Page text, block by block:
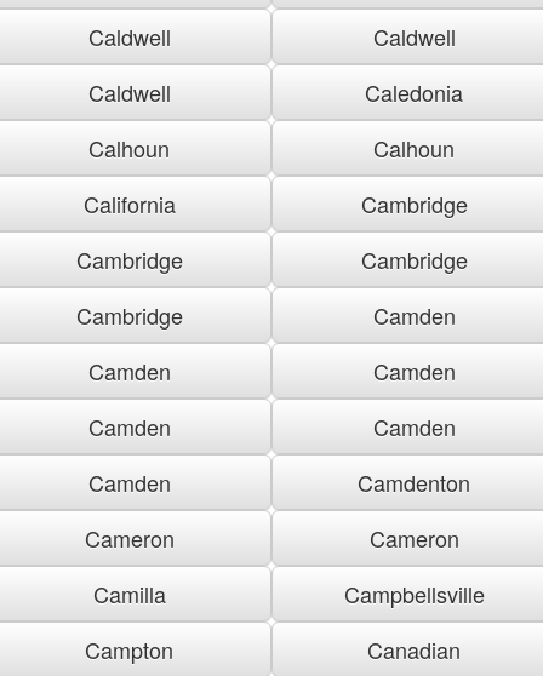
Caldwell
Caldwell
Caldwell
Caledonia
Calhoun
Calhoun
California
Cambridge
Cambridge
Cambridge
Cambridge
Camden
Camden
Camden
Camden
Camden
Camden
Camdenton
Cameron
Cameron
Camilla
Campbellsville
Campton
Canadian